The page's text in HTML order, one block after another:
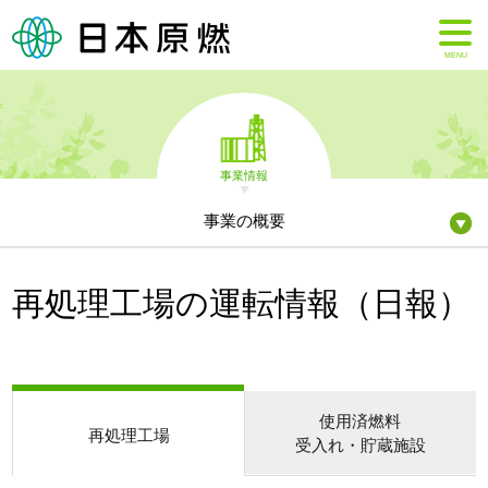
MENU
事業情報
事業の概要
再処理工場の運転情報（日報）
再処理工場
使用済燃料
受入れ・貯蔵施設